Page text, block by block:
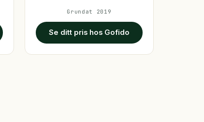
Grundat 2019
Se ditt pris hos Gofido